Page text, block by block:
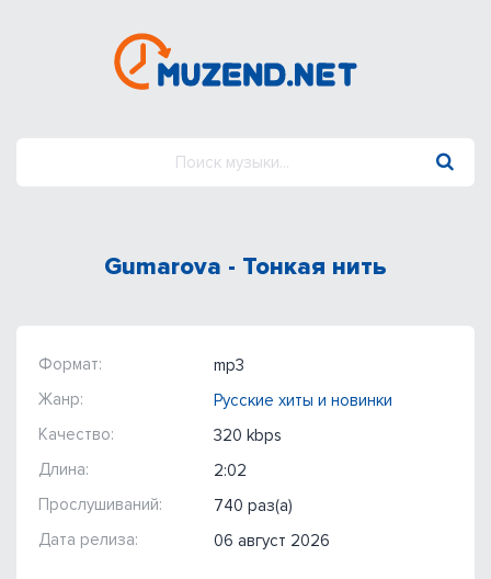
Gumarova - Тонкая нить
Формат:
mp3
Жанр:
Русские хиты и новинки
Качество:
320 kbps
Длина:
2:02
Прослушиваний:
740 раз(а)
Дата релиза:
06 август 2026